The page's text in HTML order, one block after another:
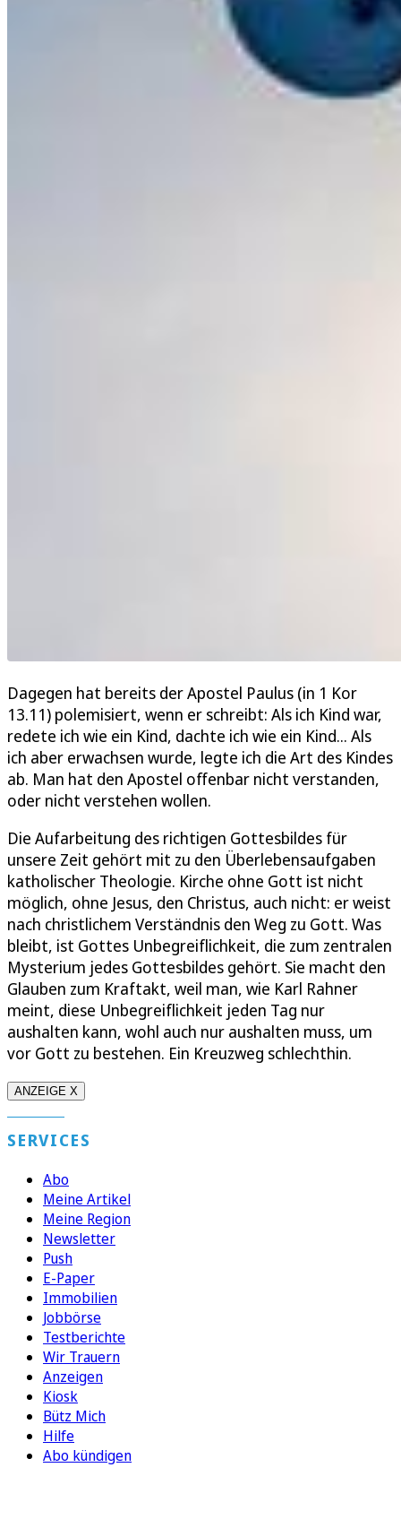
Dagegen hat bereits der Apostel Paulus (in 1 Kor
13.11) polemisiert, wenn er schreibt: Als ich Kind war,
redete ich wie ein Kind, dachte ich wie ein Kind... Als
ich aber erwachsen wurde, legte ich die Art des Kindes
ab. Man hat den Apostel offenbar nicht verstanden,
oder nicht verstehen wollen.
Die Aufarbeitung des richtigen Gottesbildes für
unsere Zeit gehört mit zu den Überlebensaufgaben
katholischer Theologie. Kirche ohne Gott ist nicht
möglich, ohne Jesus, den Christus, auch nicht: er weist
nach christlichem Verständnis den Weg zu Gott. Was
bleibt, ist Gottes Unbegreiflichkeit, die zum zentralen
Mysterium jedes Gottesbildes gehört. Sie macht den
Glauben zum Kraftakt, weil man, wie Karl Rahner
meint, diese Unbegreiflichkeit jeden Tag nur
aushalten kann, wohl auch nur aushalten muss, um
vor Gott zu bestehen. Ein Kreuzweg schlechthin.
ANZEIGE X
SERVICES
Abo
Meine Artikel
Meine Region
Newsletter
Push
E-Paper
Immobilien
Jobbörse
Testberichte
Wir Trauern
Anzeigen
Kiosk
Bütz Mich
Hilfe
Abo kündigen